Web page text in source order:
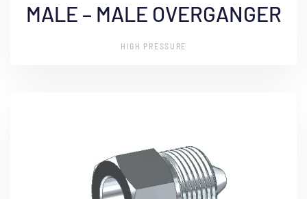
MALE – MALE OVERGANGER
HIGH PRESSURE